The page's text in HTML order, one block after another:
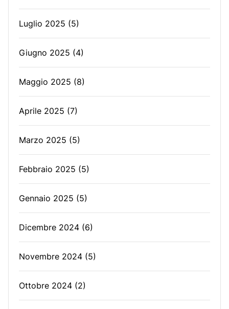
Luglio 2025 (5)
Giugno 2025 (4)
Maggio 2025 (8)
Aprile 2025 (7)
Marzo 2025 (5)
Febbraio 2025 (5)
Gennaio 2025 (5)
Dicembre 2024 (6)
Novembre 2024 (5)
Ottobre 2024 (2)